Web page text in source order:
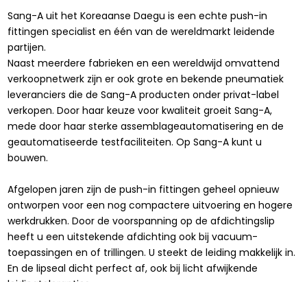
Sang-A uit het Koreaanse Daegu is een echte push-in
fittingen specialist en één van de wereldmarkt leidende
partijen.
Naast meerdere fabrieken en een wereldwijd omvattend
verkoopnetwerk zijn er ook grote en bekende pneumatiek
leveranciers die de Sang-A producten onder privat-label
verkopen. Door haar keuze voor kwaliteit groeit Sang-A,
mede door haar sterke assemblageautomatisering en de
geautomatiseerde testfaciliteiten. Op Sang-A kunt u
bouwen.
Afgelopen jaren zijn de push-in fittingen geheel opnieuw
ontworpen voor een nog compactere uitvoering en hogere
werkdrukken. Door de voorspanning op de afdichtingslip
heeft u een uitstekende afdichting ook bij vacuum-
toepassingen en of trillingen. U steekt de leiding makkelijk in.
En de lipseal dicht perfect af, ook bij licht afwijkende